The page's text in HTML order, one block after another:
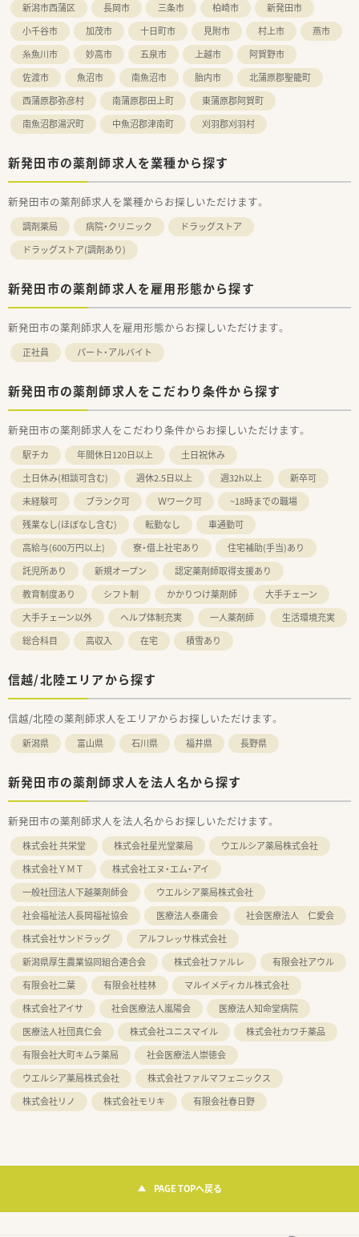
長中の企業だからこそ 昇格チャンスも多い企業です。
勤務年数や年齢に関係がない職務給制度を採用、若くから責任の
あるポジションを目指したい方・高年収希望の方はおすすめの会
社です！
<福利厚生について>
基本日祝休みになる為、プライベートも充実してご勤務が可能で
す。
応援体制が整っているので、人数が少ない薬局に配属でも安心し
た、年に1回1週間程度リフレッシュ休暇制度を設けており、全店
休憩室を完備しています。
社員割引購入制度、リフレッシュ休暇に会社都合での転勤の場
合、家賃補助や遠隔地手当も付き、安心して就業できます（規定
あり）
新潟市西蒲区 長岡市 三条市 柏崎市
新発田市
小千谷市
加茂市 十日町市 見附市 村上市
燕市
糸魚川市
妙高市 五泉市 上越市
阿賀野市
佐渡市
魚沼市 南魚沼市 胎内市
北蒲原郡聖籠町
西蒲原郡弥彦村
南蒲原郡田上町
東蒲原郡阿賀町
南魚沼郡湯沢町
中魚沼郡津南町 刈羽郡刈羽村
新発田市の薬剤師求人を業種から探す
新発田市の薬剤師求人を業種からお探しいただけます。
調剤薬局 病院・クリニック
ドラッグストア
ドラッグストア(調剤あり)
新発田市の薬剤師求人を雇用形態から探す
新発田市の薬剤師求人を雇用形態からお探しいただけます。
正社員 パート・アルバイト
新発田市の薬剤師求人をこだわり条件から探す
新発田市の薬剤師求人をこだわり条件からお探しいただけます。
駅チカ 年間休日120日以上
土日祝休み
土日休み(相談可含む)
週休2.5日以上 週32h以上
新卒可
未経験可
ブランク可 Ｗワーク可
~18時までの職場
残業なし(ほぼなし含む)
転勤なし
車通勤可
高給与(600万円以上)
寮・借上社宅あり
住宅補助(手当)あり
託児所あり
新規オープン
認定薬剤師取得支援あり
教育制度あり
シフト制 かかりつけ薬剤師
大手チェーン
大手チェーン以外
ヘルプ体制充実 一人薬剤師
生活環境充実
総合科目
高収入 在宅 積雪あり
信越/北陸エリアから探す
信越/北陸の薬剤師求人をエリアからお探しいただけます。
新潟県 富山県 石川県 福井県 長野県
新発田市の薬剤師求人を法人名から探す
新発田市の薬剤師求人を法人名からお探しいただけます。
株式会社 共栄堂 株式会社星光堂薬局
ウエルシア薬局株式会社
株式会社ＹＭＴ
株式会社エヌ・エム・アイ
一般社団法人下越薬剤師会
ウエルシア薬局株式会社
社会福祉法人長岡福祉協会
医療法人泰庸会
社会医療法人 仁愛会
株式会社サンドラッグ
アルフレッサ株式会社
新潟県厚生農業協同組合連合会
株式会社ファルレ
有限会社アウル
有限会社二葉
有限会社桂林
マルイメディカル株式会社
株式会社アイサ
社会医療法人嵐陽会
医療法人知命堂病院
医療法人社団真仁会
株式会社ユニスマイル
株式会社カワチ薬品
有限会社大町キムラ薬局
社会医療法人崇徳会
ウエルシア薬局株式会社
株式会社ファルマフェニックス
株式会社リノ
株式会社モリキ 有限会社春日野
PAGE TOPへ戻る